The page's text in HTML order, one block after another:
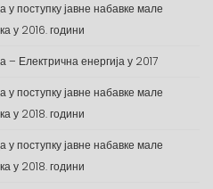
поступку јавне набавке мале
у 2016. години
Електрична енергија у 2017
поступку јавне набавке мале
у 2018. години
поступку јавне набавке мале
у 2018. години